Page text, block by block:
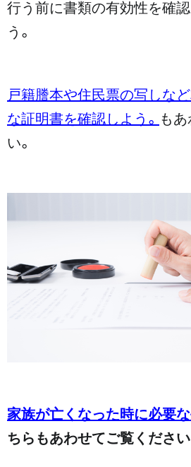
行う前に書類の有効性を確
う。
戸籍謄本や住民票の写しな
な証明書を確認しよう。 も
い。
家族が亡くなった時に必要
ちらもあわせてご覧ください